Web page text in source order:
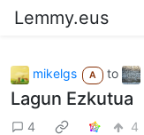
Lemmy.eus
mikelgs A to
Lagun Ezkutua
4 4